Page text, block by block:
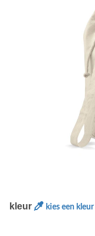
kleur kies een kleur